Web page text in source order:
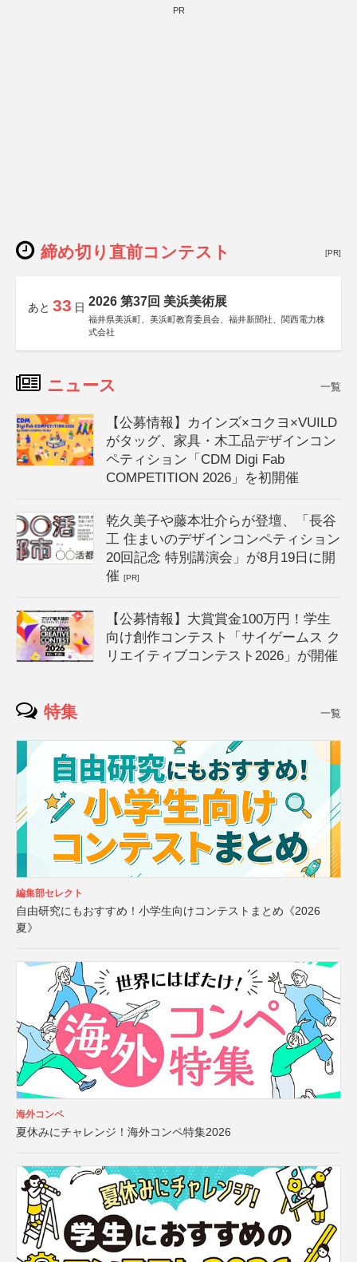
PR
締め切り直前コンテスト [PR]
あと 33 日 2026 第37回 美浜美術展
福井県美浜町、美浜町教育委員会、福井新聞社、関西電力株
式会社
ニュース 一覧
【公募情報】カインズ×コクヨ×VUILD
がタッグ、家具・木工品デザインコン
ペティション「CDM Digi Fab
COMPETITION 2026」を初開催
乾久美子や藤本壮介らが登壇、「長谷
工 住まいのデザインコンペティション
20回記念 特別講演会」が8月19日に開
催[PR]
【公募情報】大賞賞金100万円！学生
向け創作コンテスト「サイゲームス ク
リエイティブコンテスト2026」が開催
特集 一覧
編集部セレクト
自由研究にもおすすめ！小学生向けコンテストまとめ《2026
夏》
海外コンペ
夏休みにチャレンジ！海外コンペ特集2026